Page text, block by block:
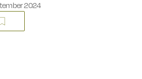
2024